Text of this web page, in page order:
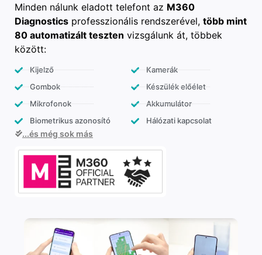
Minden nálunk eladott telefont az M360
Diagnostics professzionális rendszerével, több mint
80 automatizált teszten vizsgálunk át, többek
között:
Kijelző
Gombok
Mikrofonok
Biometrikus azonosító
Kamerák
Készülék előélet
Akkumulátor
Hálózati kapcsolat
...és még sok más